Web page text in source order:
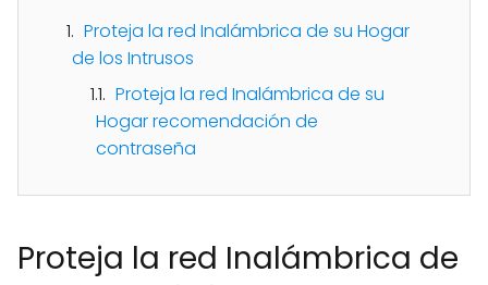
Proteja la red Inalámbrica de su Hogar
de los Intrusos
Proteja la red Inalámbrica de su
Hogar recomendación de
contraseña
Proteja la red Inalámbrica de